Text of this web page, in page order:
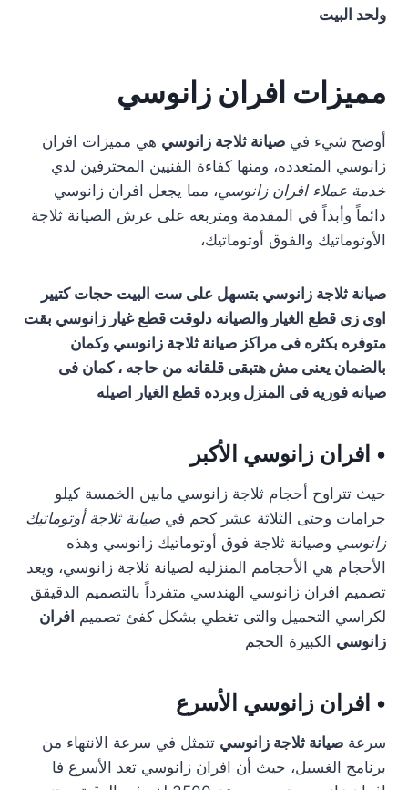
ولحد البيت
مميزات افران زانوسي
أوضح شيء في صيانة ثلاجة زانوسي هي مميزات افران
زانوسي المتعدده، ومنها كفاءة الفنيين المحترفين لدي
خدمة عملاء افران زانوسي، مما يجعل افران زانوسي
دائماً وأبداً في المقدمة ومتربعه على عرش الصيانة ثلاجة
الأوتوماتيك والفوق أوتوماتيك،
صيانة ثلاجة زانوسي بتسهل على ست البيت حجات كتيير
اوى زى قطع الغيار والصيانه دلوقت قطع غيار زانوسي بقت
متوفره بكثره فى مراكز صيانة ثلاجة زانوسي وكمان
بالضمان يعنى مش هتبقى قلقانه من حاجه ، كمان فى
صيانه فوريه فى المنزل وبرده قطع الغيار اصيله
• افران زانوسي الأكبر
حيث تتراوح أحجام ثلاجة زانوسي مابين الخمسة كيلو
جرامات وحتى الثلاثة عشر كجم في صيانة ثلاجة أوتوماتيك
زانوسي وصيانة ثلاجة فوق أوتوماتيك زانوسي وهذه
الأحجام هي الأحجامم المنزليه لصيانة ثلاجة زانوسي، ويعد
تصميم افران زانوسي الهندسي متفرداً بالتصميم الدقيقق
لكراسي التحميل والتى تغطي بشكل كفئ تصميم افران
زانوسي الكبيرة الحجم
• افران زانوسي الأسرع
سرعة صيانة ثلاجة زانوسي تتمثل في سرعة الانتهاء من
برنامج الغسيل، حيث أن افران زانوسي تعد الأسرع فا